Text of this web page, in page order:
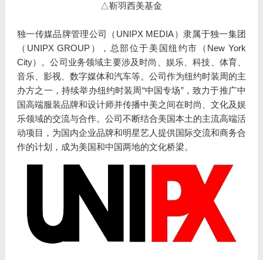
△靳羽西美基金
独一传媒品牌管理公司（UNIPX MEDIA）隶属于独一集团
（UNIPX GROUP），总部位于美国纽约市（New York
City）。公司业务领域主要涉及时尚、娱乐、科技、体育、
音乐、影视、数字媒体和汽车等。公司作为纽约时装周的主
办方之一，持续举办纽约时装周“中国专场”，致力于推广中
国高端服装品牌和设计师并传播中美之间在时尚、文化及娱
乐领域的交流与合作。公司不断结合美国本土的主流高端活
动项目，为国内企业品牌和明星艺人提供国际交流和商务合
作的计划，成为美国和中国两地的文化桥梁。